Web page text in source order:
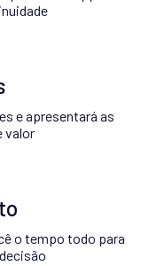
e apresentará as
valor
o tempo todo para